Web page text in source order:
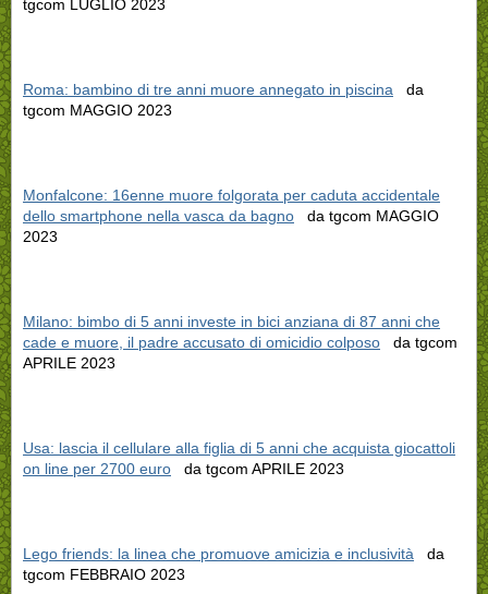
tgcom LUGLIO 2023
Roma: bambino di tre anni muore annegato in piscina da
tgcom MAGGIO 2023
Monfalcone: 16enne muore folgorata per caduta accidentale
dello smartphone nella vasca da bagno da tgcom MAGGIO
2023
Milano: bimbo di 5 anni investe in bici anziana di 87 anni che
cade e muore, il padre accusato di omicidio colposo da tgcom
APRILE 2023
Usa: lascia il cellulare alla figlia di 5 anni che acquista giocattoli
on line per 2700 euro da tgcom APRILE 2023
Lego friends: la linea che promuove amicizia e inclusività da
tgcom FEBBRAIO 2023